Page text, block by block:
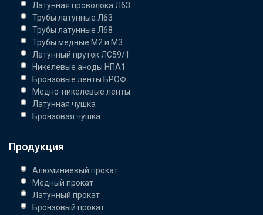
Латунная проволока Л63
Трубы латунные Л63
Трубы латунные Л68
Трубы медные М2 и М3
Латунный пруток ЛС59/1
Никелевые аноды НПА1
Бронзовые ленты БРОФ
Медно-никелевые ленты
Латунная чушка
Бронзовая чушка
Продукция
Алюминиевый прокат
Медный прокат
Латунный прокат
Бронзовый прокат